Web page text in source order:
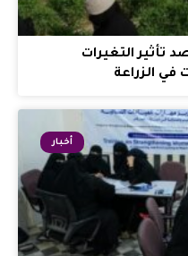
تأثير التغيرات
في الزراعة
أخبار